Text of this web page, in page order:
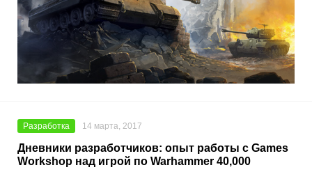
Разработка 14 марта, 2017
Дневники разработчиков: опыт работы с Games
Workshop над игрой по Warhammer 40,000